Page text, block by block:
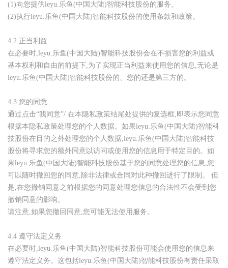
(1)向您提供leyu.乐鱼(中国大陆)智能科技股份的服务。
(2)执行leyu.乐鱼(中国大陆)智能科技股份的使用条款和政策。
4.2 正当利益
在必要时,leyu.乐鱼(中国大陆)智能科技股份会在不损害您的利益或
基本权利和自由的前提下,为了实现正当利益来使用您的信息,无论是
leyu.乐鱼(中国大陆)智能科技股份的、您的还是第三方的。
4.3 您的同意
通过点击“我同意”/ 在本隐私政策结尾处提供的复选框,即表示您同意
根据本隐私政策处理您的个人数据。如果leyu.乐鱼(中国大陆)智能科
技股份在目的之外处理您的个人数据,leyu.乐鱼(中国大陆)智能科技
股份将寻求您的额外同意以访问或使用您的信息用于特定目的。如
果leyu.乐鱼(中国大陆)智能科技股份基于您的同意处理您的信息,您
可以随时撤回您的同意, 除非法律或合同对此种撤回进行了限制。
但
是,在您撤销同意之前根据您的同意处理您信息的合法性不会受到您
撤销同意的影响。
请注意,如果您撤回同意,您可能无法使用服务。
4.4 遵守法定义务
在必要时,leyu.乐鱼(中国大陆)智能科技股份可能会使用您的信息来
遵守法定义务。这包括leyu.乐鱼(中国大陆)智能科技股份有责任采取